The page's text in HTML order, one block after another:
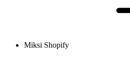
Miksi Shopify